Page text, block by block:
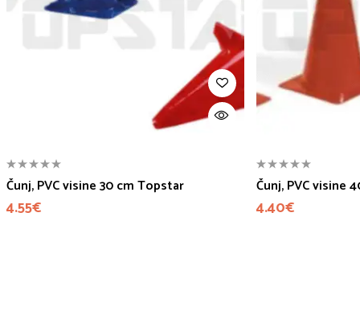
Čunj, PVC visine 30 cm Topstar
4.55€
Čunj, PVC visine
4.40€